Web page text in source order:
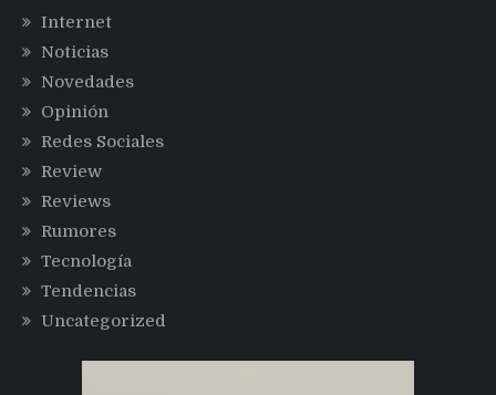
Internet
Noticias
Novedades
Opinión
Redes Sociales
Review
Reviews
Rumores
Tecnología
Tendencias
Uncategorized